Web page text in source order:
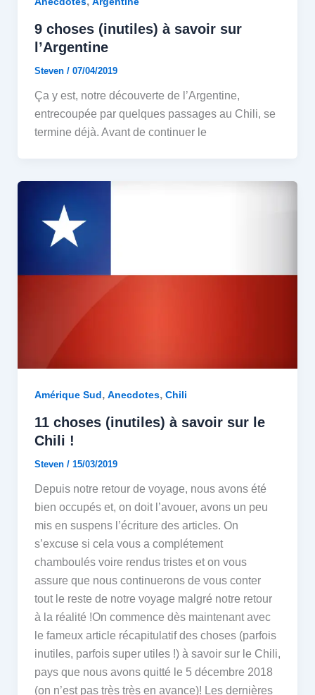
9 choses (inutiles) à savoir sur
l’Argentine
Steven / 07/04/2019
Ça y est, notre découverte de l’Argentine,
entrecoupée par quelques passages au Chili, se
termine déjà. Avant de continuer le
Amérique Sud, Anecdotes, Chili
11 choses (inutiles) à savoir sur le
Chili !
Steven / 15/03/2019
Depuis notre retour de voyage, nous avons été
bien occupés et, on doit l’avouer, avons un peu
mis en suspens l’écriture des articles. On
s’excuse si cela vous a complétement
chamboulés voire rendus tristes et on vous
assure que nous continuerons de vous conter
tout le reste de notre voyage malgré notre retour
à la réalité !On commence dès maintenant avec
le fameux article récapitulatif des choses (parfois
inutiles, parfois super utiles !) à savoir sur le Chili,
pays que nous avons quitté le 5 décembre 2018
(on n’est pas très très en avance)! Les dernières